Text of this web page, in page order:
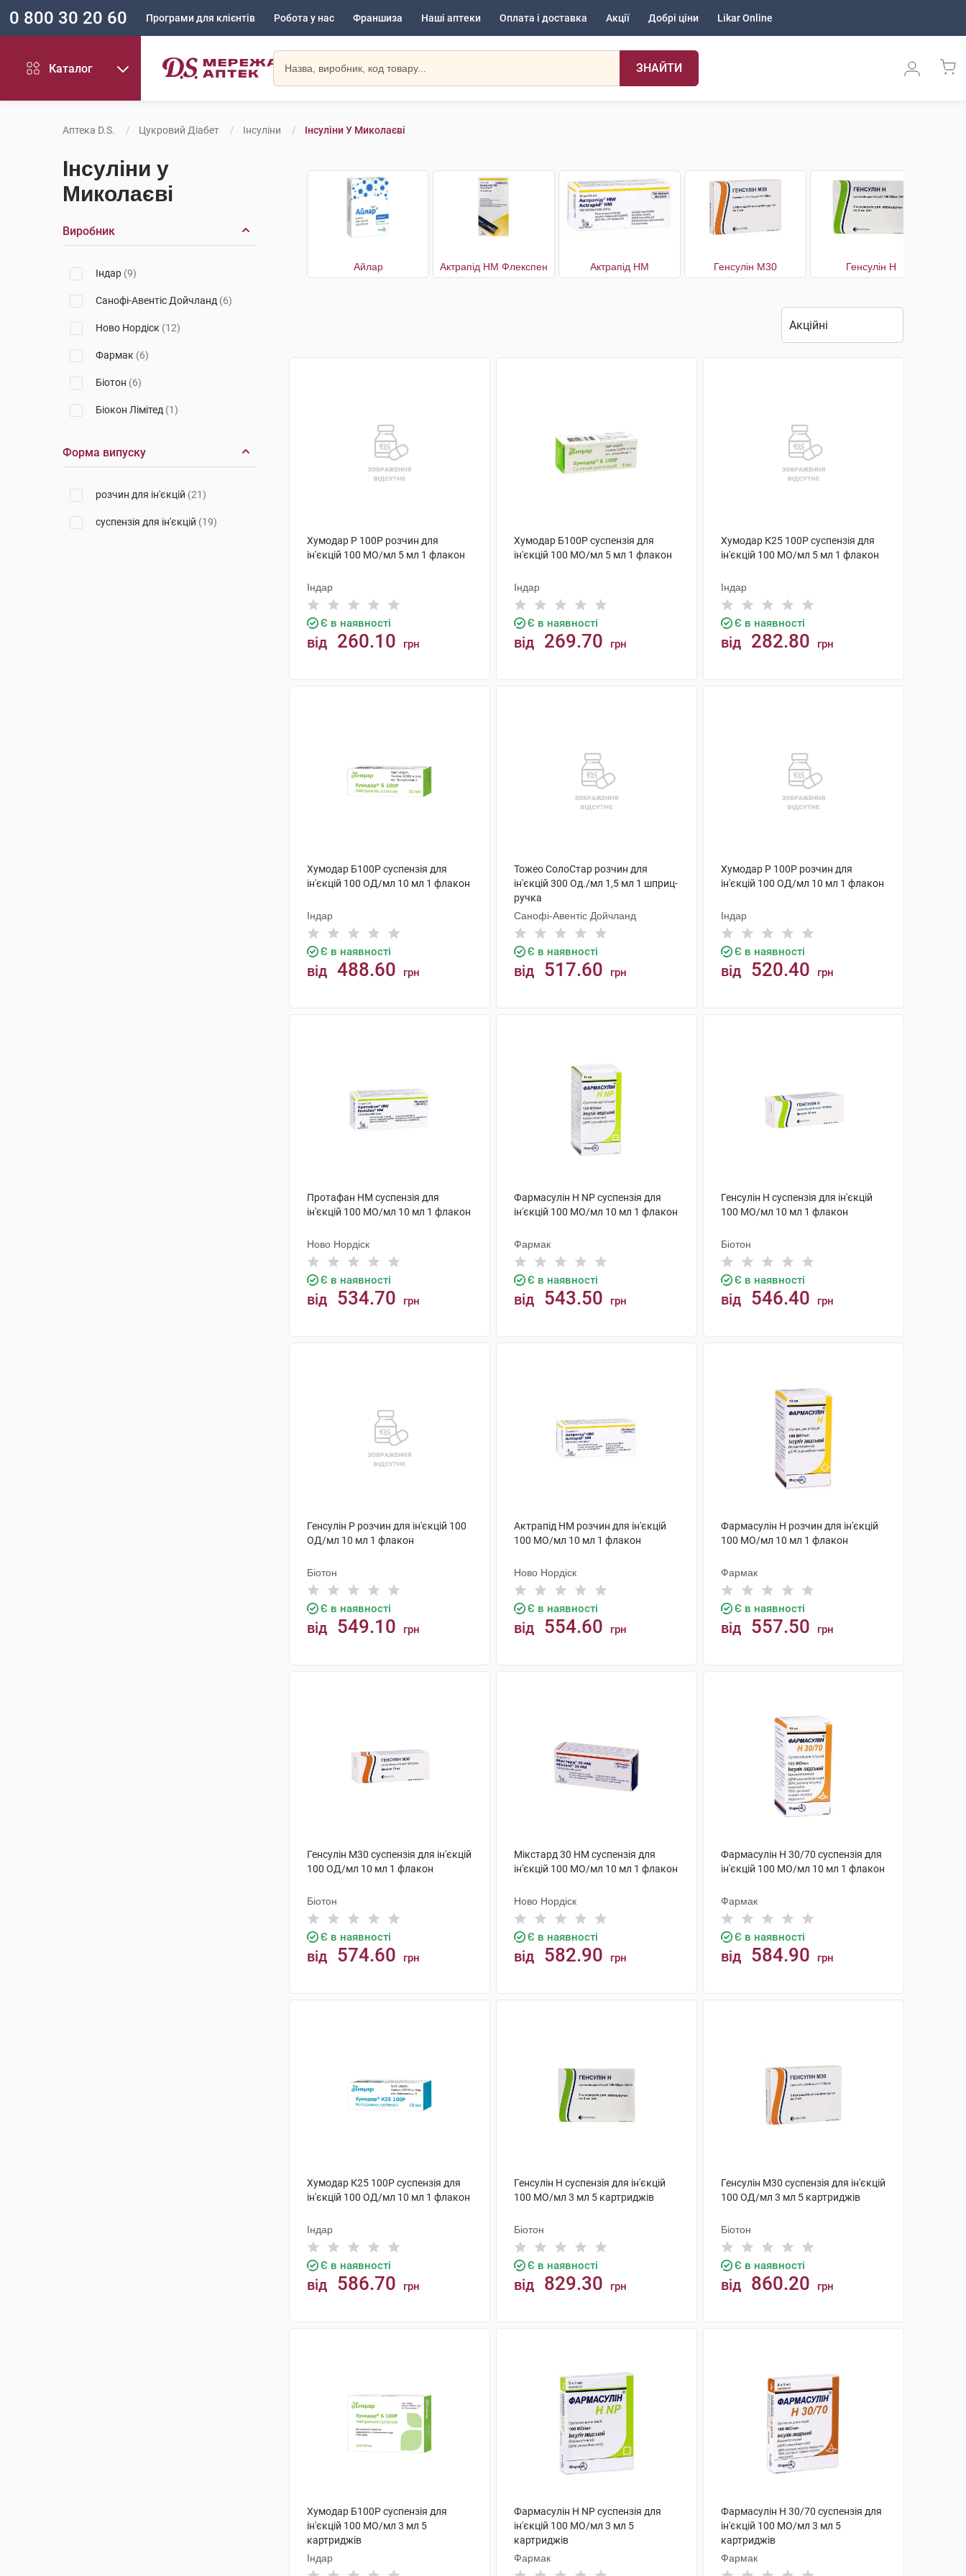
0 800 30 20 60 Програми для клієнтів Робота у нас Франшиза Наші аптеки Оплата і доставка Акції Добрі ціни Likar Online
Каталог ЗНАЙТИ
Аптека D.S. Цукровий Діабет Інсуліни Інсуліни У Миколаєві
Інсуліни у
Миколаєві
Виробник
Індар (9)
Санофі-Авентіс Дойчланд (6)
Ново Нордіск (12)
Фармак (6)
Біотон (6)
Біокон Лімітед (1)
Форма випуску
розчин для ін'єкцій (21)
суспензія для ін'єкцій (19)
Айлар Актрапід HM Флекспен Актрапід НМ Генсулін М30 Генсулін Н
Хумодар Р 100Р розчин для
ін'єкцій 100 МО/мл 5 мл 1 флакон
Індар
Є в наявності
від 260.10 грн
Хумодар Б100Р суспензія для
ін'єкцій 100 МО/мл 5 мл 1 флакон
Індар
Є в наявності
від 269.70 грн
Хумодар К25 100Р суспензія для
ін'єкцій 100 МО/мл 5 мл 1 флакон
Індар
Є в наявності
від 282.80 грн
Хумодар Б100Р суспензія для
ін'єкцій 100 ОД/мл 10 мл 1 флакон
Індар
Є в наявності
від 488.60 грн
Тожео СолоСтар розчин для
ін'єкцій 300 Од./мл 1,5 мл 1 шприц-
ручка
Санофі-Авентіс Дойчланд
Є в наявності
від 517.60 грн
Хумодар Р 100Р розчин для
ін'єкцій 100 ОД/мл 10 мл 1 флакон
Індар
Є в наявності
від 520.40 грн
Протафан НМ суспензія для
ін'єкцій 100 МО/мл 10 мл 1 флакон
Ново Нордіск
Є в наявності
від 534.70 грн
Фармасулін H NP суспензія для
ін'єкцій 100 МО/мл 10 мл 1 флакон
Фармак
Є в наявності
від 543.50 грн
Генсулін Н суспензія для ін'єкцій
100 МО/мл 10 мл 1 флакон
Біотон
Є в наявності
від 546.40 грн
Генсулін Р розчин для ін'єкцій 100
ОД/мл 10 мл 1 флакон
Біотон
Є в наявності
від 549.10 грн
Актрапід НМ розчин для ін'єкцій
100 МО/мл 10 мл 1 флакон
Ново Нордіск
Є в наявності
від 554.60 грн
Фармасулін H розчин для ін'єкцій
100 МО/мл 10 мл 1 флакон
Фармак
Є в наявності
від 557.50 грн
Генсулін М30 суспензія для ін'єкцій
100 ОД/мл 10 мл 1 флакон
Біотон
Є в наявності
від 574.60 грн
Мікстард 30 НМ суспензія для
ін'єкцій 100 МО/мл 10 мл 1 флакон
Ново Нордіск
Є в наявності
від 582.90 грн
Фармасулін H 30/70 суспензія для
ін'єкцій 100 МО/мл 10 мл 1 флакон
Фармак
Є в наявності
від 584.90 грн
Хумодар К25 100Р суспензія для
ін'єкцій 100 ОД/мл 10 мл 1 флакон
Індар
Є в наявності
від 586.70 грн
Генсулін Н суспензія для ін'єкцій
100 МО/мл 3 мл 5 картриджів
Біотон
Є в наявності
від 829.30 грн
Генсулін М30 суспензія для ін'єкцій
100 ОД/мл 3 мл 5 картриджів
Біотон
Є в наявності
від 860.20 грн
Хумодар Б100Р суспензія для
ін'єкцій 100 МО/мл 3 мл 5
картриджів
Індар
Фармасулін H NP суспензія для
ін'єкцій 100 МО/мл 3 мл 5
картриджів
Фармак
Фармасулін Н 30/70 суспензія для
ін'єкцій 100 МО/мл 3 мл 5
картриджів
Фармак